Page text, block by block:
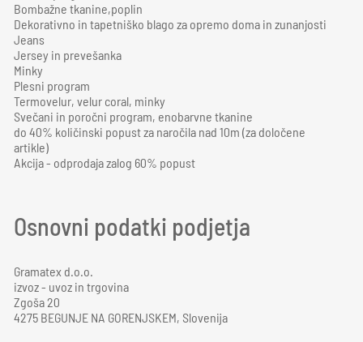
Bombažne tkanine,poplin
Dekorativno in tapetniško blago za opremo doma in zunanjosti
Jeans
Jersey in prevešanka
Minky
Plesni program
Termovelur, velur coral, minky
Svečani in poročni program, enobarvne tkanine
do 40% količinski popust za naročila nad 10m (za določene
artikle)
Akcija - odprodaja zalog 60% popust
Osnovni podatki podjetja
Gramatex d.o.o.
izvoz - uvoz in trgovina
Zgoša 20
4275 BEGUNJE NA GORENJSKEM, Slovenija